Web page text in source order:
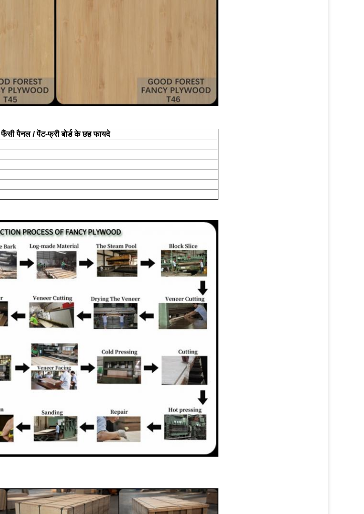
फैंसी पैनल / पेंट-फ्री बोर्ड के छह फायदे